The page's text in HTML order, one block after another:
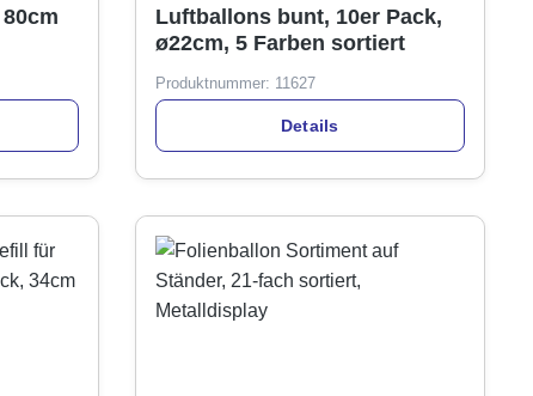
Luftballons bunt, 10er Pack,
ø22cm, 5 Farben sortiert
Produktnummer: 11627
Details